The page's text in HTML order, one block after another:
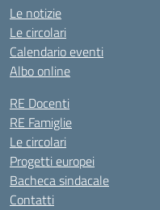
Le notizie
Le circolari
Calendario eventi
Albo online
RE Docenti
RE Famiglie
Le circolari
Progetti europei
Bacheca sindacale
Contatti